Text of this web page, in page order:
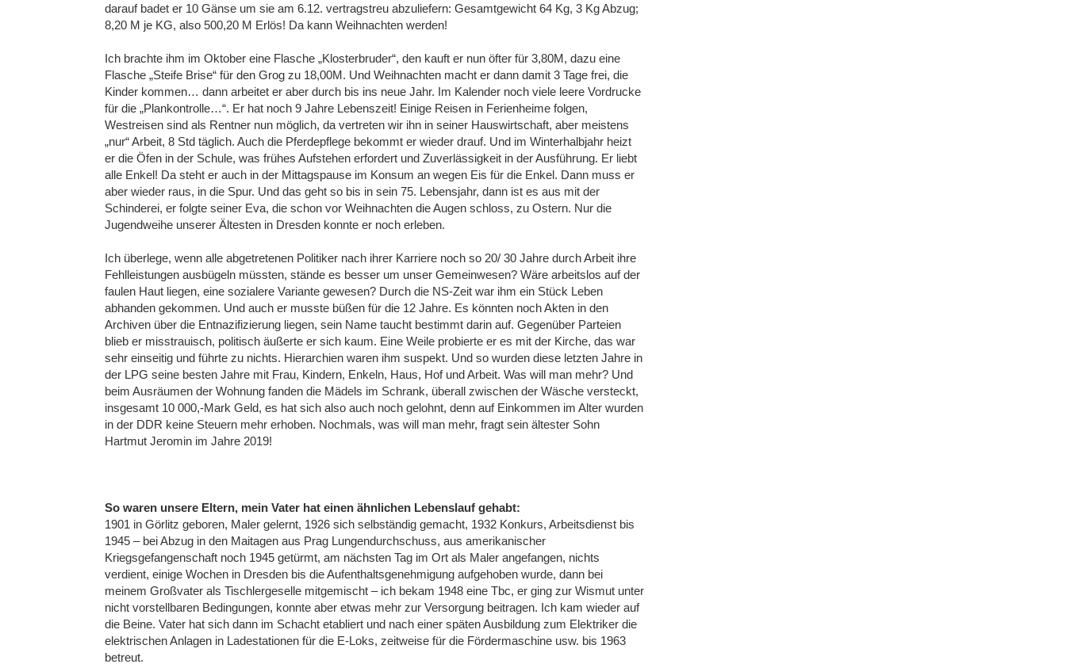
darauf badet er 10 Gänse um sie am 6.12. vertragstreu abzuliefern: Gesamtgewicht 64 Kg, 3 Kg Abzug;
8,20 M je KG, also 500,20 M Erlös! Da kann Weihnachten werden!
Ich brachte ihm im Oktober eine Flasche „Klosterbruder“, den kauft er nun öfter für 3,80M, dazu eine
Flasche „Steife Brise“ für den Grog zu 18,00M. Und Weihnachten macht er dann damit 3 Tage frei, die
Kinder kommen… dann arbeitet er aber durch bis ins neue Jahr. Im Kalender noch viele leere Vordrucke
für die „Plankontrolle…“. Er hat noch 9 Jahre Lebenszeit! Einige Reisen in Ferienheime folgen,
Westreisen sind als Rentner nun möglich, da vertreten wir ihn in seiner Hauswirtschaft, aber meistens
„nur“ Arbeit, 8 Std täglich. Auch die Pferdepflege bekommt er wieder drauf. Und im Winterhalbjahr heizt
er die Öfen in der Schule, was frühes Aufstehen erfordert und Zuverlässigkeit in der Ausführung. Er liebt
alle Enkel! Da steht er auch in der Mittagspause im Konsum an wegen Eis für die Enkel. Dann muss er
aber wieder raus, in die Spur. Und das geht so bis in sein 75. Lebensjahr, dann ist es aus mit der
Schinderei, er folgte seiner Eva, die schon vor Weihnachten die Augen schloss, zu Ostern. Nur die
Jugendweihe unserer Ältesten in Dresden konnte er noch erleben.
Ich überlege, wenn alle abgetretenen Politiker nach ihrer Karriere noch so 20/ 30 Jahre durch Arbeit ihre
Fehlleistungen ausbügeln müssten, stände es besser um unser Gemeinwesen? Wäre arbeitslos auf der
faulen Haut liegen, eine sozialere Variante gewesen? Durch die NS-Zeit war ihm ein Stück Leben
abhanden gekommen. Und auch er musste büßen für die 12 Jahre. Es könnten noch Akten in den
Archiven über die Entnazifizierung liegen, sein Name taucht bestimmt darin auf. Gegenüber Parteien
blieb er misstrauisch, politisch äußerte er sich kaum. Eine Weile probierte er es mit der Kirche, das war
sehr einseitig und führte zu nichts. Hierarchien waren ihm suspekt. Und so wurden diese letzten Jahre in
der LPG seine besten Jahre mit Frau, Kindern, Enkeln, Haus, Hof und Arbeit. Was will man mehr? Und
beim Ausräumen der Wohnung fanden die Mädels im Schrank, überall zwischen der Wäsche versteckt,
insgesamt 10 000,-Mark Geld, es hat sich also auch noch gelohnt, denn auf Einkommen im Alter wurden
in der DDR keine Steuern mehr erhoben. Nochmals, was will man mehr, fragt sein ältester Sohn
Hartmut Jeromin im Jahre 2019!
So waren unsere Eltern, mein Vater hat einen ähnlichen Lebenslauf gehabt:
1901 in Görlitz geboren, Maler gelernt, 1926 sich selbständig gemacht, 1932 Konkurs, Arbeitsdienst bis
1945 – bei Abzug in den Maitagen aus Prag Lungendurchschuss, aus amerikanischer
Kriegsgefangenschaft noch 1945 getürmt, am nächsten Tag im Ort als Maler angefangen, nichts
verdient, einige Wochen in Dresden bis die Aufenthaltsgenehmigung aufgehoben wurde, dann bei
meinem Großvater als Tischlergeselle mitgemischt – ich bekam 1948 eine Tbc, er ging zur Wismut unter
nicht vorstellbaren Bedingungen, konnte aber etwas mehr zur Versorgung beitragen. Ich kam wieder auf
die Beine. Vater hat sich dann im Schacht etabliert und nach einer späten Ausbildung zum Elektriker die
elektrischen Anlagen in Ladestationen für die E-Loks, zeitweise für die Fördermaschine usw. bis 1963
betreut.